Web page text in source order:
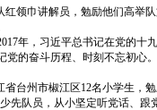
领巾讲解员，勉励他们高举
年，习近平总书记在党的十
的奋斗历程、时刻不忘初心。
台州市椒江区12名小学生，
先队员，从小坚定听党话、